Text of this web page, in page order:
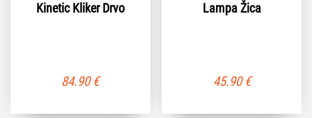
Kinetic Kliker Drvo
84.90€
Lampa Žica
45.90€